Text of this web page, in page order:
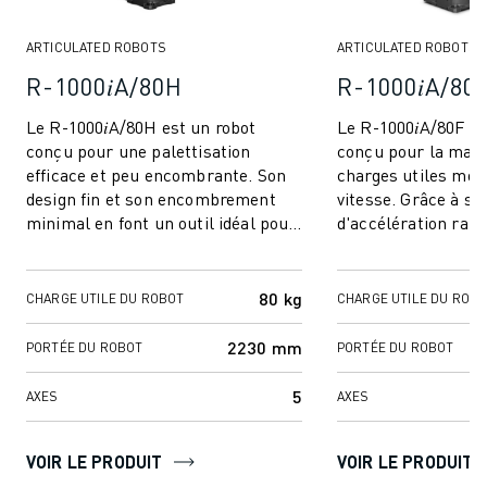
PEINTURE
SOUDAGE PAR POINTS
INSPECTION DE LA VISION
DÉCOUPAGE PAR FIL EDM
TÉMOIGNAGES
SERVICE CLIENTÈLE
FANUC PLANS
TERRAIN ET MAINTENANCE
SUPPORT TECHNIQUE À DISTANCE
PIÈCES DE RECHANGE
CENTRE DE TÉLÉCHARGEMENT " MYFANUC
ARTICULATED ROBOTS
R-1000𝑖A/80H
Le R-1000𝑖A/80H est un robot
conçu pour une palettisation
efficace et peu encombrante. Son
design fin et son encombrement
minimal en font un outil idéal pour
Réputé po...
CHARGE UTILE DU ROBOT 80 kg
PORTÉE DU ROBOT 2230 mm
AXES 5
VOIR LE PRODUIT
ARTICULATED ROBOTS
R-1000𝑖A/
Le R-1000𝑖A/80F
conçu pour la
charges utiles
vitesse. Grâce à
d'accélération
efficace...
CHARGE UTILE DU
PORTÉE DU ROBOT
AXES
VOIR LE PRODUIT